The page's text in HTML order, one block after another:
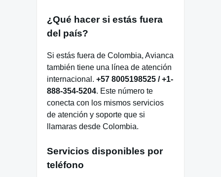
¿Qué hacer si estás fuera
del país?
Si estás fuera de Colombia, Avianca
también tiene una línea de atención
internacional. +57 8005198525 / +1-
888-354-5204. Este número te
conecta con los mismos servicios
de atención y soporte que si
llamaras desde Colombia.
Servicios disponibles por
teléfono